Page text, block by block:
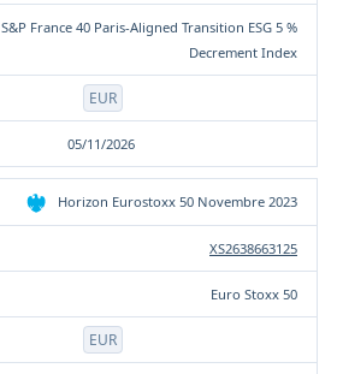
S&P France 40 Paris-Aligned Transition ESG 5 %
Decrement Index
EUR
05/11/2026
Horizon Eurostoxx 50 Novembre 2023
XS2638663125
Euro Stoxx 50
EUR